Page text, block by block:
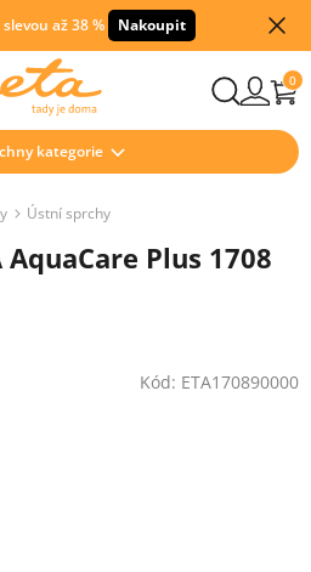
až 38 % Nakoupit
0
kategorie
Ústní sprchy
Plus 1708
Kód: ETA170890000